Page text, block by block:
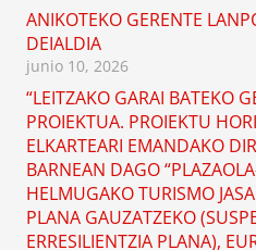
ANIKOTEKO GERENTE
DEIALDIA
junio 10, 2026
“LEITZAKO GARAI BATEKO
PROIEKTUA. PROIEKTU
ELKARTEARI EMANDAKO
BARNEAN DAGO
HELMUGAKO TURISMO
PLANA GAUZATZEKO
ERRESILIENTZIA PLANA),